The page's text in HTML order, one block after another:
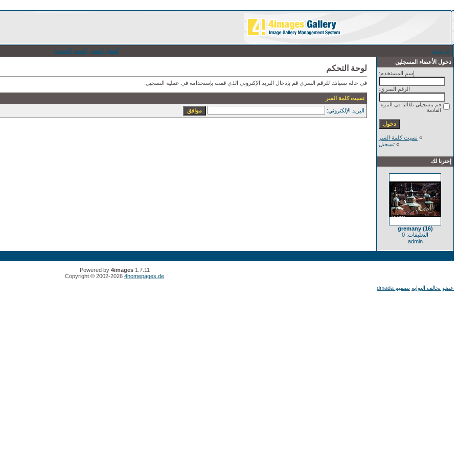
الرئيسية أفضل الصور
الصور الجديدة
دخول الأعضاء المسجلين
إسم المستخدم:
الرقم السري:
قم بتسجيلي تلقائيا في المرة
القادمة
» نسيت كلمة السر
» تسجيل
إخترنا لك
gremany (16)
التعليقات: 0
admin
لوحة التحكم
في حالة نسيانك للرقم السري قم بإدخال البريد الإكتروني الذي قمت بإستخدامة في عملية التسجيل.
نسيت كلمة السر
البريد الإلكتروني:
Powered by 4images1.7.11
Copyright © 2002-2026 4homepages.de
عضو تحالف البوابه تصميم dmada